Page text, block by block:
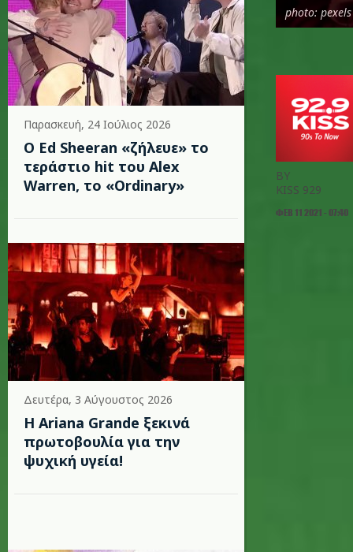
Παρασκευή, 24 Ιούλιος 2026
Ο Ed Sheeran «ζήλευε» το
τεράστιο hit του Alex
Warren, το «Ordinary»
Δευτέρα, 3 Αύγουστος 2026
Η Ariana Grande ξεκινά
πρωτοβουλία για την
ψυχική υγεία!
photo: pexels
BY
KISS 929
ΦΕΒ 11 2021 - 07:40